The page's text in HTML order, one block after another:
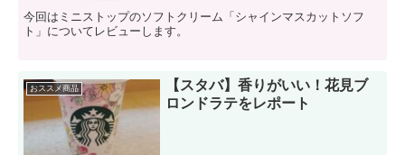
今回はミニストップのソフトクリーム「シャインマスカットソフ
ト」についてレビューします。
おススメ商品
【スタバ】香りがいい！花見ブ
ロンドラテをレポート